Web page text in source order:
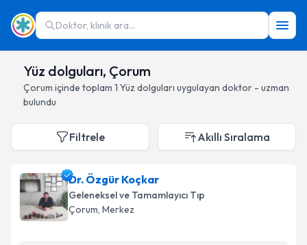
Doktor, klinik ara...
Yüz dolguları, Çorum
Çorum içinde toplam 1 Yüz dolguları uygulayan doktor - uzman
bulundu
Filtrele Akıllı Sıralama
Dr. Özgür Koçkar
Geleneksel ve Tamamlayıcı Tıp
Çorum, Merkez